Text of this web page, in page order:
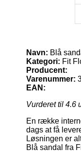
Navn: Blå
Kategori: Fit
Producent:
Varenummer:
EAN:
Vurderet til 4.6
En række
dags at få
Løsningen er
Blå sandal fra